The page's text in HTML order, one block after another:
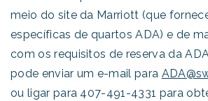
meio do site da Marriott (que
específicas de quartos ADA) e de
com os requisitos de reserva da
pode enviar um e-mail para
ou ligar para 407-491-4331 para